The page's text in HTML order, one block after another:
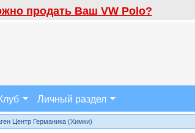
продать Ваш VW Polo?
Личный раздел
Центр Германика (Химки)